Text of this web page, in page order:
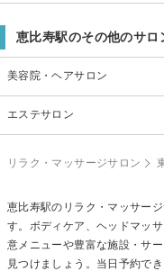
恵比寿駅のその他のサロ
美容院・ヘアサロン
エステサロン
リラク・マッサージサロン
恵比寿駅のリラク・マッサー
す。ボディケア、ヘッドマッ
意メニューや豊富な施設・サ
見つけましょう。当日予約で